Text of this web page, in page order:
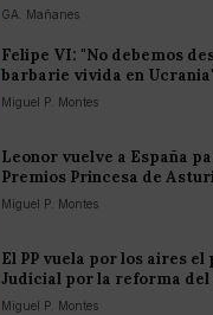
GA. Mañanes
Felipe VI: "No debemos
barbarie vivida en
Miguel P. Montes
Leonor vuelve a España
Premios Princesa de
Miguel P. Montes
El PP vuela por los aires
Judicial por la reforma
Miguel P. Montes